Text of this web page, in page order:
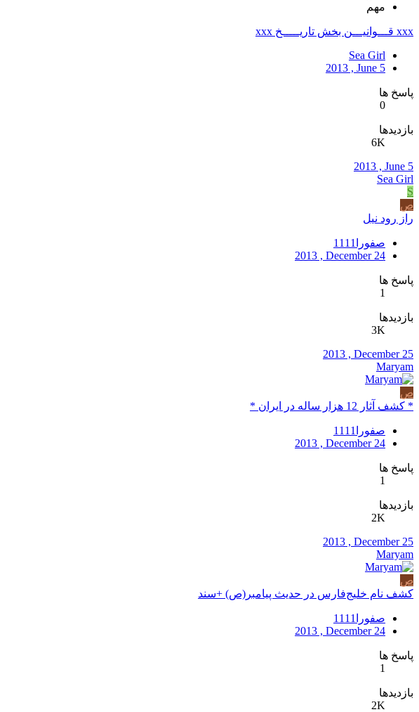
مهم
xxx قـــوانیـــن بخش تاریـــــخ xxx
Sea Girl
2013 , June 5
پاسخ ها
0
بازدیدها
6K
2013 , June 5
Sea Girl
S
ص
راز رود نیل
صفورا1111
2013 , December 24
پاسخ ها
1
بازدیدها
3K
2013 , December 25
Maryam
ص
* کشف آثار 12 هزار ساله در ایران *
صفورا1111
2013 , December 24
پاسخ ها
1
بازدیدها
2K
2013 , December 25
Maryam
ص
کشف نام خلیج‌فارس در حدیث پیامبر(ص) +سند
صفورا1111
2013 , December 24
پاسخ ها
1
بازدیدها
2K